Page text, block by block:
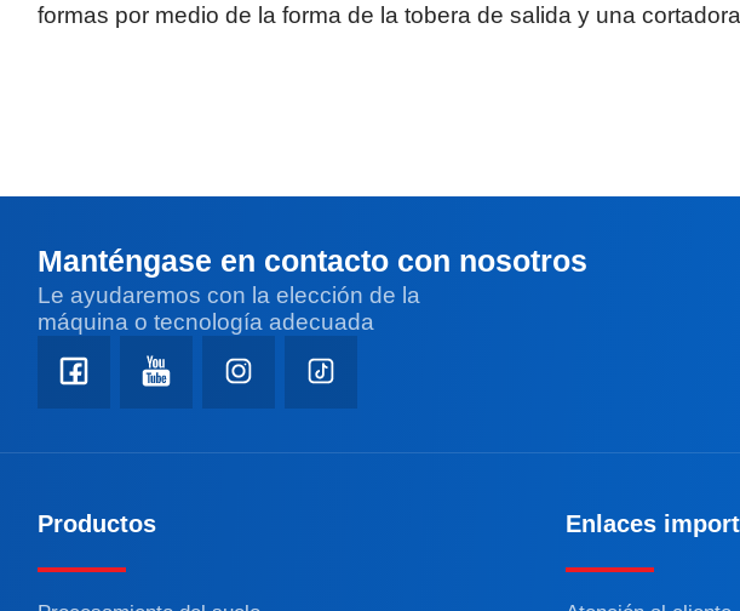
formas por medio de la forma de la tobera de salida y una
Manténgase en contacto con nosotros
Le ayudaremos con la elección de la
máquina o tecnología adecuada
Productos Enlaces